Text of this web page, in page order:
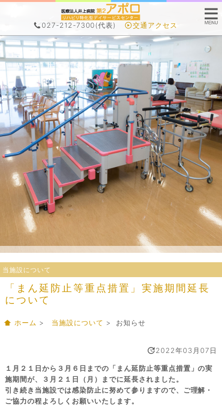
027-212-7300(代表) 交通アクセス
「まん延防止等重点措置」実施期間延長
について
当施設について
ホーム > 当施設について > お知らせ
2022年03月07日
１月２１日から３月６日までの「まん延防止等重点措置」の実
施期間が、３月２１日（月）までに延長されました。
引き続き当施設では感染防止に努めて参りますので、ご理解・
ご協力の程よろしくお願いいたします。